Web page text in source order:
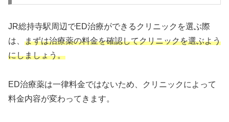
JR総持寺駅周辺でED治療ができるクリニックを選ぶ際
は、 まずは治療薬の料金を確認してクリニックを選ぶよう
にしましょう。
ED治療薬は一律料金ではないため、クリニックによって
料金内容が変わってきます。